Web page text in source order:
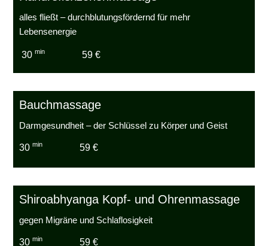
alles fließt – durchblutungsfördernd für mehr
Lebensenergie
30min 59 €
Bauchmassage
Darmgesundheit – der Schlüssel zu Körper und Geist
30min 59 €
Shiroabhyanga Kopf- und Ohrenmassage
gegen Migräne und Schlaflosigkeit
30min 59 €